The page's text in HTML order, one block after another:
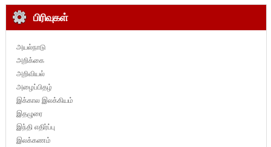
பிரிவுகள்
அயல்நாடு
அறிக்கை
அறிவியல்
அழைப்பிதழ்
இக்கால இலக்கியம்
இதழுரை
இந்தி எதிர்ப்பு
இலக்கணம்